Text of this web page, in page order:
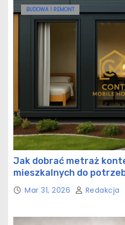
BUDOWA I REMONT
Jak dobrać metraż
mieszkalnych do
Mar 31, 2026 Redakcja